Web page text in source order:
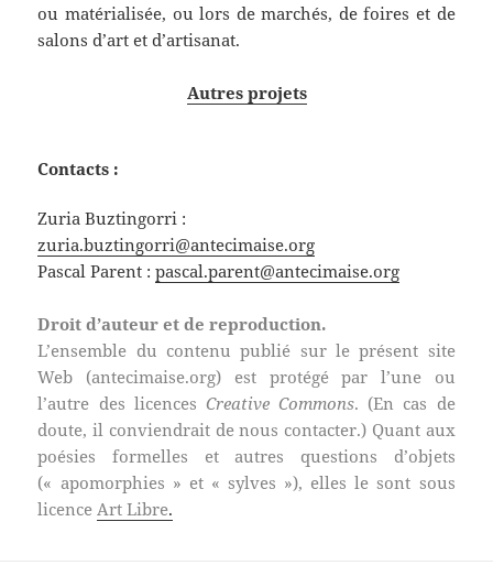
ou matérialisée, ou lors de marchés, de foires et de
salons d’art et d’artisanat.
Autres projets
Contacts :
Zuria Buztingorri :
zuria.buztingorri@antecimaise.org
Pascal Parent :pascal.parent@antecimaise.org
Droit d’auteur et de reproduction.
L’ensemble du contenu publié sur le présent site
Web (antecimaise.org) est protégé par l’une ou
l’autre des licences Creative Commons. (En cas de
doute, il conviendrait de nous contacter.) Quant aux
poésies formelles et autres questions d’objets
(« apomorphies » et « sylves »), elles le sont sous
licenceArt Libre.